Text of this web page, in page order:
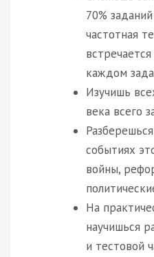
70%
частотная
каждом
Изучишь
века всего
событиях
войны,
На
научишься
и тестовой